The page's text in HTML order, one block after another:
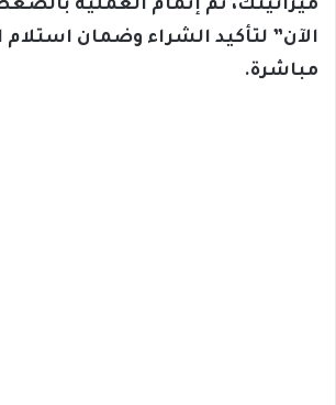
ميزانيتك، ثم إتمام العملية
الآن” لتأكيد الشراء وضمان استلام
مباشرة.